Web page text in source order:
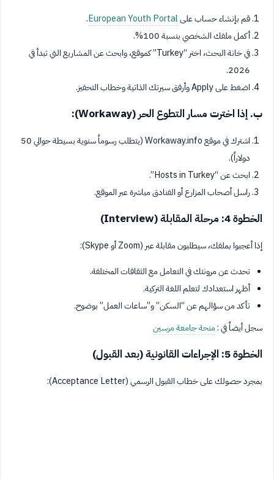
قم بإنشاء حساب علىEuropean Youth Portal
.
أكمل ملفك الشخصي بنسبة 100%.
في خانة البحث، اختر “Turkey” كموقع، وابحث عن المشاريع التي تبدأ في
2026.
اضغط على Apply وأرفق سيرتك الذاتية وخطاب التحفيز.
ب. إذا اخترت مسار التطوع الحر (Workaway):
اشترك في موقع Workaway.info (يتطلب رسوماً سنوية بسيطة حوالي 50
دولاراً).
ابحث عن “Hosts in Turkey”.
راسل أصحاب المزارع أو الفنادق مباشرة عبر الموقع.
الخطوة 4: مرحلة المقابلة (Interview)
إذا أعجبوا بملفك، سيطلبون مقابلة عبر (Zoom أو Skype):
تحدث عن مرونتك في التعامل مع الثقافات المختلفة.
أظهر استعدادك لتعلم اللغة التركية.
تأكد من سؤالهم عن “السكن” و”ساعات العمل” بوضوح.
سجل أيضاً في :منحة جامعة مرسين
الخطوة 5: الإجراءات القانونية (بعد القبول)
بمجرد حصولك على خطاب القبول الرسمي (Acceptance Letter):